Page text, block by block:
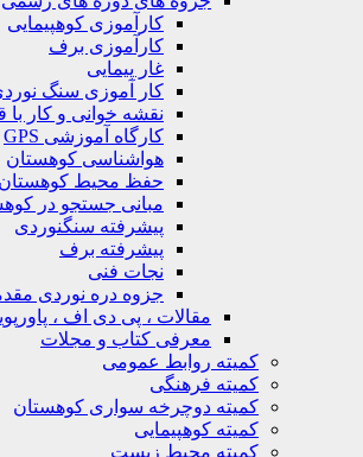
کارآموزی کوهپیمایی
کارآموزی برف
غار پیمایی
کار آموزی سنگ نوردی
نقشه خوانی و کار با قطب نما
کارگاه آموزشی GPS
هواشناسی کوهستان
حفظ محیط کوهستان
مبانی جستجو در کوهستان
پیشرفته سنگنوردی
پیشرفته برف
نجات فنی
جزوه دره نوردی مقدماتی
مقالات ، پی دی اف ، پاورپوینت
معرفی کتاب و مجلات
کمیته روابط عمومی
کمیته فرهنگی
کمیته دوچرخه سواری کوهستان
کمیته کوهپیمایی
کمیته محیط زیست